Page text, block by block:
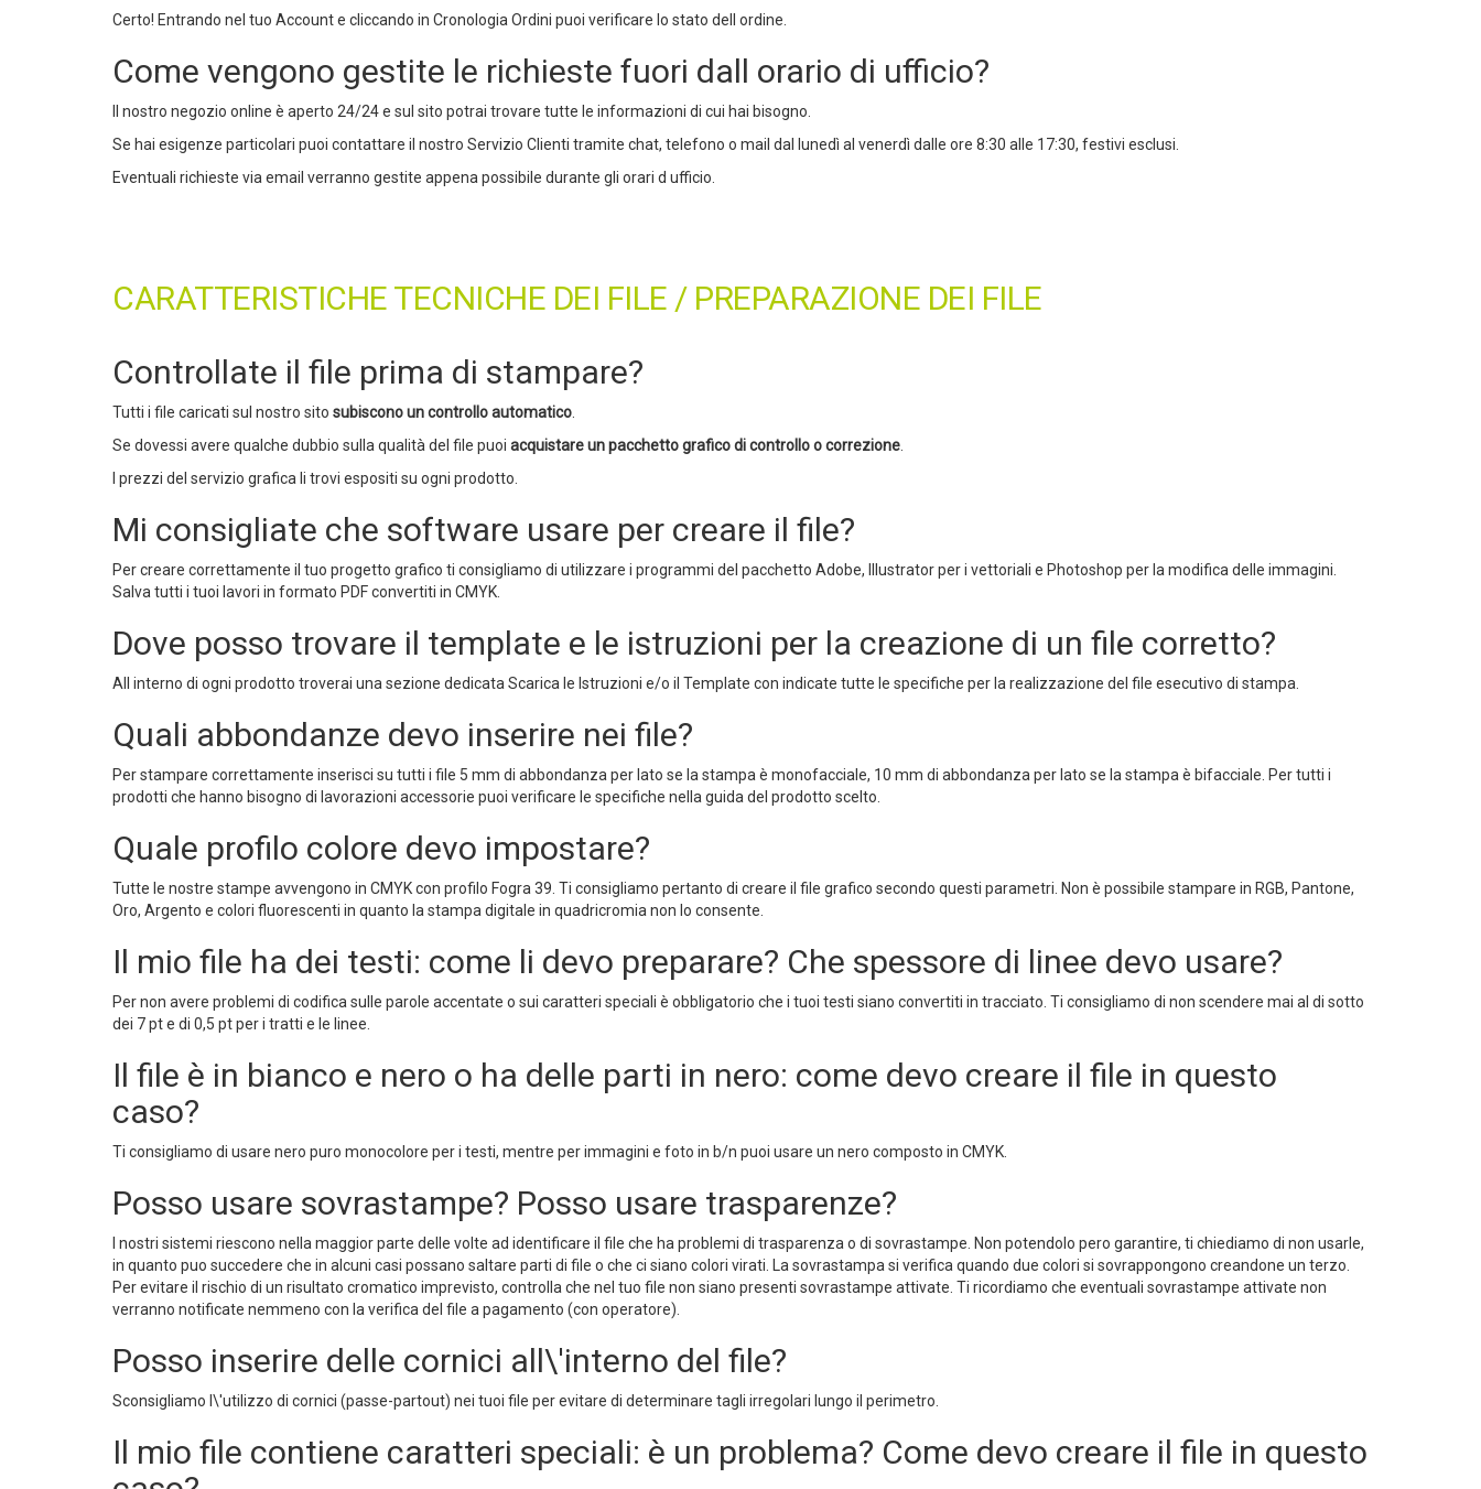
Certo! Entrando nel tuo Account e cliccando in Cronologia Ordini puoi verificare lo stato dell ordine.
Come vengono gestite le richieste fuori dall orario di ufficio?
Il nostro negozio online è aperto 24/24 e sul sito potrai trovare tutte le informazioni di cui hai bisogno.
Se hai esigenze particolari puoi contattare il nostro Servizio Clienti tramite chat, telefono o mail dal lunedì al venerdì dalle ore 8:30 alle 17:30, festivi esclusi.
Eventuali richieste via email verranno gestite appena possibile durante gli orari d ufficio.
CARATTERISTICHE TECNICHE DEI FILE / PREPARAZIONE DEI FILE
Controllate il file prima di stampare?
Tutti i file caricati sul nostro sito subiscono un controllo automatico
Se dovessi avere qualche dubbio sulla qualità del file puoi acquistare un pacchetto grafico di controllo o correzione
I prezzi del servizio grafica li trovi espositi su ogni prodotto.
Mi consigliate che software usare per creare il file?
Per creare correttamente il tuo progetto grafico ti consigliamo di utilizzare i programmi del pacchetto Adobe, Illustrator per i vettoriali e Photoshop per la modifica delle immagini.
Salva tutti i tuoi lavori in formato PDF convertiti in CMYK.
Dove posso trovare il template e le istruzioni per la creazione di un file corretto?
All interno di ogni prodotto troverai una sezione dedicata Scarica le Istruzioni e/o il Template con indicate tutte le specifiche per la realizzazione del file esecutivo di stampa.
Quali abbondanze devo inserire nei file?
Per stampare correttamente inserisci su tutti i file 5 mm di abbondanza per lato se la stampa è monofacciale, 10 mm di abbondanza per lato se la stampa è bifacciale. Per tutti i
prodotti che hanno bisogno di lavorazioni accessorie puoi verificare le specifiche nella guida del prodotto scelto.
Quale profilo colore devo impostare?
Tutte le nostre stampe avvengono in CMYK con profilo Fogra 39. Ti consigliamo pertanto di creare il file grafico secondo questi parametri. Non è possibile stampare in RGB, Pantone,
Oro, Argento e colori fluorescenti in quanto la stampa digitale in quadricromia non lo consente.
Il mio file ha dei testi: come li devo preparare? Che spessore di linee devo usare?
Per non avere problemi di codifica sulle parole accentate o sui caratteri speciali è obbligatorio che i tuoi testi siano convertiti in tracciato. Ti consigliamo di non scendere mai al di sotto
dei 7 pt e di 0,5 pt per i tratti e le linee.
Il file è in bianco e nero o ha delle parti in nero: come devo creare il file in questo
caso?
Ti consigliamo di usare nero puro monocolore per i testi, mentre per immagini e foto in b/n puoi usare un nero composto in CMYK.
Posso usare sovrastampe? Posso usare trasparenze?
I nostri sistemi riescono nella maggior parte delle volte ad identificare il file che ha problemi di trasparenza o di sovrastampe. Non potendolo pero garantire, ti chiediamo di non usarle,
in quanto puo succedere che in alcuni casi possano saltare parti di file o che ci siano colori virati. La sovrastampa si verifica quando due colori si sovrappongono creandone un terzo.
Per evitare il rischio di un risultato cromatico imprevisto, controlla che nel tuo file non siano presenti sovrastampe attivate. Ti ricordiamo che eventuali sovrastampe attivate non
verranno notificate nemmeno con la verifica del file a pagamento (con operatore).
Posso inserire delle cornici all\'interno del file?
Sconsigliamo l\'utilizzo di cornici (passe-partout) nei tuoi file per evitare di determinare tagli irregolari lungo il perimetro.
Il mio file contiene caratteri speciali: è un problema? Come devo creare il file in questo